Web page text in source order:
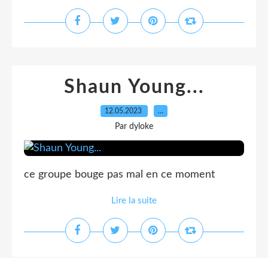
Shaun Young...
12.05.2023 …
Par dyloke
ce groupe bouge pas mal en ce moment
Lire la suite